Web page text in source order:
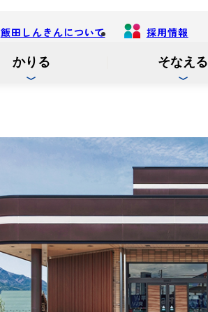
インターネットバンキング
ログイン
インターネットバンキング
ログイン
かりる そなえる
飯田しんきんについて 採用情報
別
ブ
で